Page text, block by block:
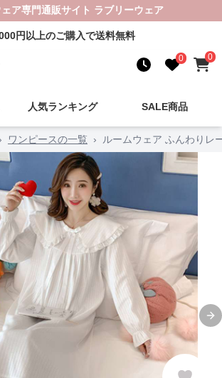
ェア専門通販サイト ラブリーウェア
円以上のご購入で送料無料
0 0
人気ランキング SALE商品
› ワンピースの一覧 › ルームウェア ふんわりレ